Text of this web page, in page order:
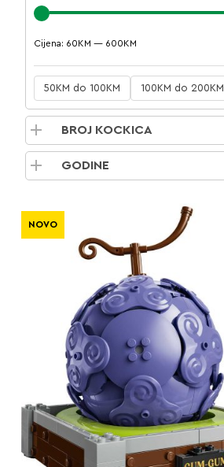
Cijena: 60KM — 600KM
50KM do 100KM 100KM do 200KM
BROJ KOCKICA
GODINE
NOVO